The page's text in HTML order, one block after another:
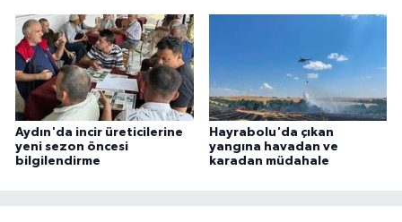
Aydın'da incir üreticilerine
yeni sezon öncesi
bilgilendirme
Hayrabolu'da çıkan
yangına havadan ve
karadan müdahale